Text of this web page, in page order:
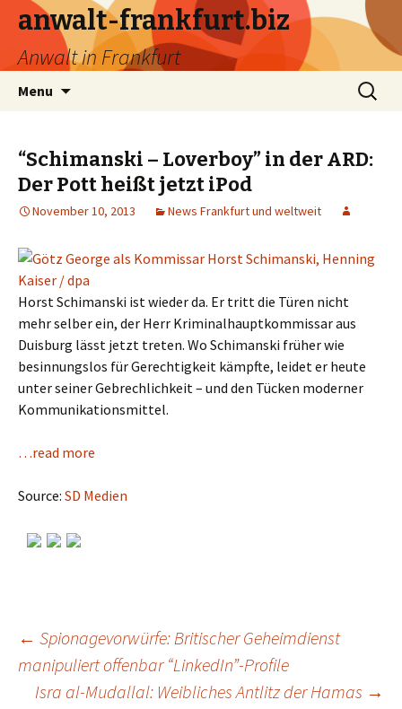
anwalt-frankfurt.biz
Anwalt in Frankfurt
Menu
Search
for:
“Schimanski – Loverboy” in der ARD:
Der Pott heißt jetzt iPod
November 10, 2013 News Frankfurt und weltweit
Horst Schimanski ist wieder da. Er tritt die Türen nicht
mehr selber ein, der Herr Kriminalhauptkommissar aus
Duisburg lässt jetzt treten. Wo Schimanski früher wie
besinnungslos für Gerechtigkeit kämpfte, leidet er heute
unter seiner Gebrechlichkeit – und den Tücken moderner
Kommunikationsmittel.
…read more
Source: SD Medien
Post
← Spionagevorwürfe: Britischer Geheimdienst
manipuliert offenbar “LinkedIn”-Profile
Isra al-Mudallal: Weibliches Antlitz der Hamas →